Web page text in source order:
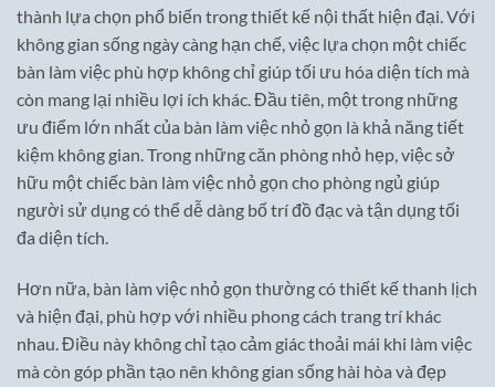
thành lựa chọn phổ biến trong thiết kế nội thất hiện đại. Với
không gian sống ngày càng hạn chế, việc lựa chọn một chiếc
bàn làm việc phù hợp không chỉ giúp tối ưu hóa diện tích mà
còn mang lại nhiều lợi ích khác. Đầu tiên, một trong những
ưu điểm lớn nhất của bàn làm việc nhỏ gọn là khả năng tiết
kiệm không gian. Trong những căn phòng nhỏ hẹp, việc sở
hữu một chiếc bàn làm việc nhỏ gọn cho phòng ngủ giúp
người sử dụng có thể dễ dàng bố trí đồ đạc và tận dụng tối
đa diện tích.
Hơn nữa, bàn làm việc nhỏ gọn thường có thiết kế thanh lịch
và hiện đại, phù hợp với nhiều phong cách trang trí khác
nhau. Điều này không chỉ tạo cảm giác thoải mái khi làm việc
mà còn góp phần tạo nên không gian sống hài hòa và đẹp